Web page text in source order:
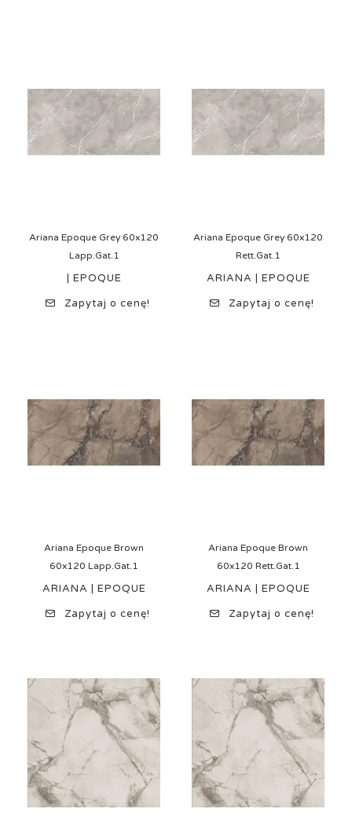
Ariana Epoque Grey 60x120
Lapp.Gat.1
| EPOQUE
Zapytaj o cenę!
Ariana Epoque Grey 60x120
Rett.Gat.1
ARIANA | EPOQUE
Zapytaj o cenę!
Ariana Epoque Brown
60x120 Lapp.Gat.1
ARIANA | EPOQUE
Zapytaj o cenę!
Ariana Epoque Brown
60x120 Rett.Gat.1
ARIANA | EPOQUE
Zapytaj o cenę!